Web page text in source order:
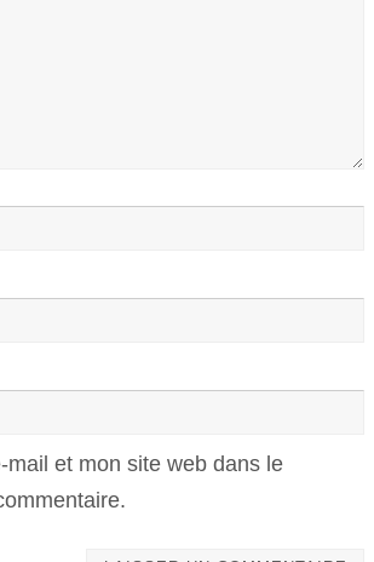
et mon site web dans le